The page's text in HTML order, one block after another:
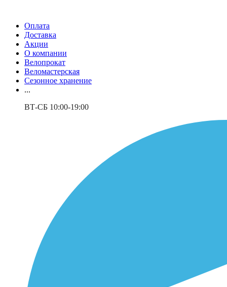
Оплата
Доставка
Акции
О компании
Велопрокат
Веломастерская
Сезонное хранение
...
ВТ-СБ 10:00-19:00